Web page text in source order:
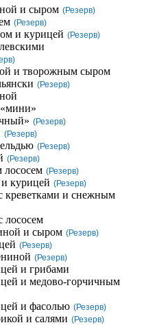
и сыром (Резерв)
(Резерв)
и курицей (Резерв)
и творожным сыром
(Резерв)
(Резерв)
(Резерв)
(Резерв)
(Резерв)
(Резерв)
курицей (Резерв)
и снежным
и сыром (Резерв)
(Резерв)
(Резерв)
и грибами
и медово-горчичным
и фасолью (Резерв)
и салями (Резерв)